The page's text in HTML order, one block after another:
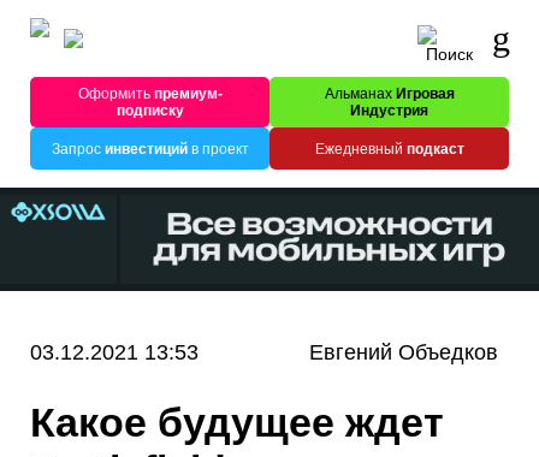
Оформитьпремиум-
подписку
Альманах Игровая
Индустрия
Запрос инвестицийв проект Ежедневный подкаст
03.12.2021 13:53 Евгений Объедков
Какое будущее ждет